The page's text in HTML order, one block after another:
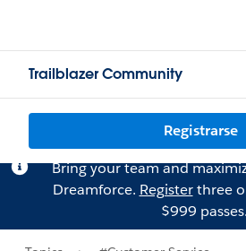
Trailblazer Community
Registrarse
Bring your team and
Dreamforce. Registerthree
$999 passes.